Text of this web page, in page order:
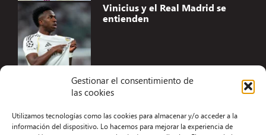
Gestionar el consentimiento de
las cookies
Utilizamos tecnologías como las cookies para almacenar y/o acceder a la
información del dispositivo. Lo hacemos para mejorar la experiencia de
Vinicius y el Real Madrid se
entienden
Aviso Legal